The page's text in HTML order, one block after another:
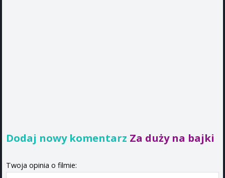
Dodaj nowy komentarz Za duży na bajki
Twoja opinia o filmie: